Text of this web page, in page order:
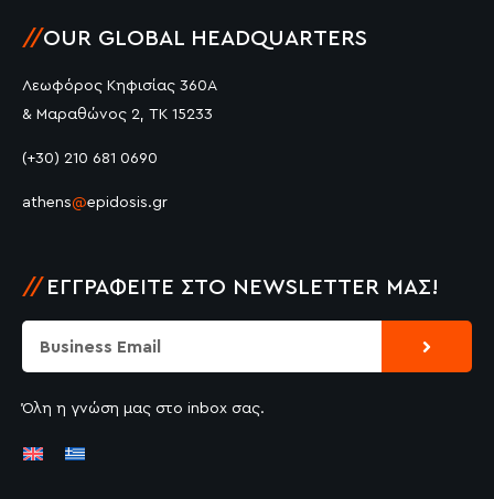
//OUR GLOBAL HEADQUARTERS
Λεωφόρος Κηφισίας 360Α
& Μαραθώνος 2, ΤΚ 15233
(+30) 210 681 0690
athens@epidosis.gr
// ΕΓΓΡΑΦΕΊΤΕ ΣΤΟ NEWSLETTER ΜΑΣ!
Submit
Όλη η γνώση μας στο inbox σας.